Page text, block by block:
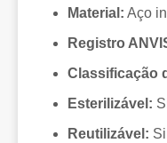
Material: Aço
Registro
Classificação
Esterilizável:
Reutilizável: